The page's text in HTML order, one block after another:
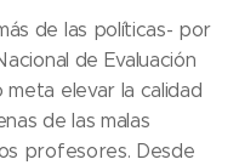
de las políticas- por
de Evaluación
meta elevar la calidad
de las malas
profesores. Desde